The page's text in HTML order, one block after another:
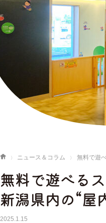
ニュース＆コラム 無料で遊
無料で遊べる
新潟県内の“屋
2025.1.15